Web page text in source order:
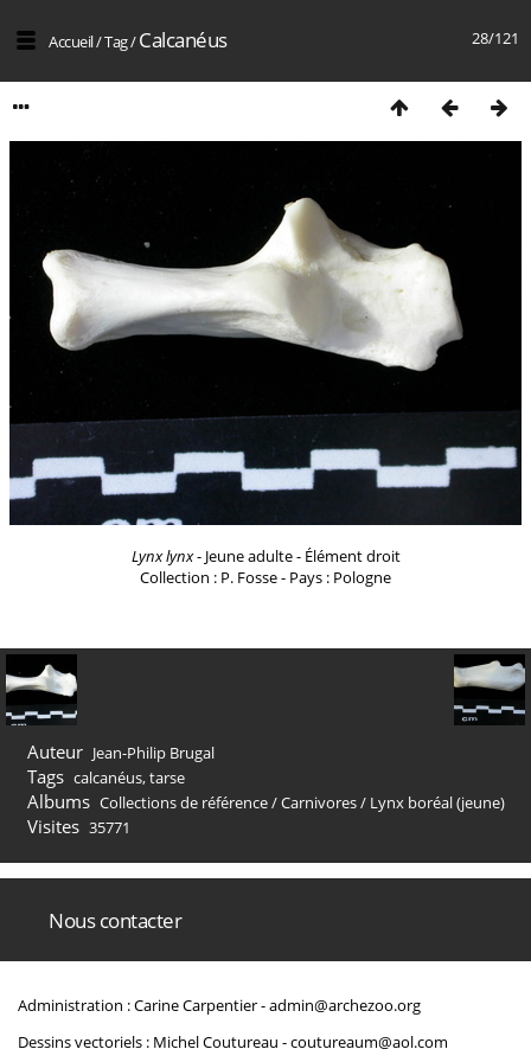
28/121
Accueil/Tag/Calcanéus
Lynx lynx- Jeune adulte - Élément droit
Collection : P. Fosse - Pays : Pologne
Auteur Jean-Philip Brugal
Tags calcanéus,tarse
Albums Collections de référence/Carnivores/ Lynx boréal (jeune)
Visites 35771
Nous contacter
Administration : Carine Carpentier -admin@archezoo.org
Dessins vectoriels : Michel Coutureau -coutureaum@aol.com